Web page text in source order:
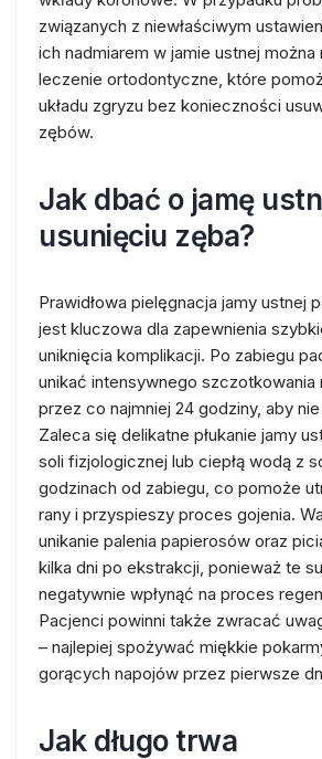
związanych z niewłaściwym
ich nadmiarem w jamie ustnej
leczenie ortodontyczne, które
układu zgryzu bez konieczności
zębów.
Jak dbać o jamę
usunięciu zęba?
Prawidłowa pielęgnacja jamy ustnej
jest kluczowa dla zapewnienia
uniknięcia komplikacji. Po zabiegu
unikać intensywnego szczotkowania
przez co najmniej 24 godziny, aby
Zaleca się delikatne płukanie jamy
soli fizjologicznej lub ciepłą wodą z
godzinach od zabiegu, co pomoże
rany i przyspieszy proces gojenia.
unikanie palenia papierosów oraz
kilka dni po ekstrakcji, ponieważ te
negatywnie wpłynąć na proces
Pacjenci powinni także zwracać
– najlepiej spożywać miękkie
gorących napojów przez pierwsze
Jak długo trwa